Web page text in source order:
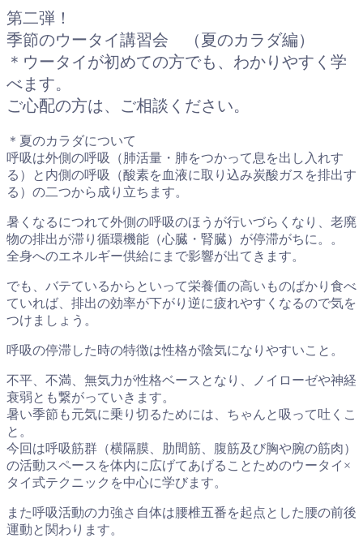
第二弾！
季節のウータイ講習会 （夏のカラダ編）
＊ウータイが初めての方でも、わかりやすく学
べます。
ご心配の方は、ご相談ください。
＊夏のカラダについて
呼吸は外側の呼吸（肺活量・肺をつかって息を出し入れす
る）と内側の呼吸（酸素を血液に取り込み炭酸ガスを排出す
る）の二つから成り立ちます。
暑くなるにつれて外側の呼吸のほうが行いづらくなり、老廃
物の排出が滞り循環機能（心臓・腎臓）が停滞がちに。。
全身へのエネルギー供給にまで影響が出てきます。
でも、バテているからといって栄養価の高いものばかり食べ
ていれば、排出の効率が下がり逆に疲れやすくなるので気を
つけましょう。
呼吸の停滞した時の特徴は性格が陰気になりやすいこと。
不平、不満、無気力が性格ベースとなり、ノイローゼや神経
衰弱とも繋がっていきます。
暑い季節も元気に乗り切るためには、ちゃんと吸って吐くこ
と。
今回は呼吸筋群（横隔膜、肋間筋、腹筋及び胸や腕の筋肉）
の活動スペースを体内に広げてあげることためのウータイ×
タイ式テクニックを中心に学びます。
また呼吸活動の力強さ自体は腰椎五番を起点とした腰の前後
運動と関わります。